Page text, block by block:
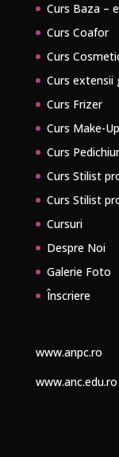
Curs Baza –
Curs Coafor
Curs
Curs extensii
Curs Frizer
Curs Make-Up
Curs
Curs Stilist
Curs Stilist
Cursuri
Despre Noi
Galerie Foto
Înscriere
www.anpc.ro
www.anc.edu.ro